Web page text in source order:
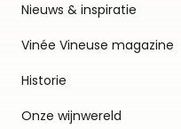
Nieuws & inspiratie
Vinée Vineuse magazine
Historie
Onze wijnwereld